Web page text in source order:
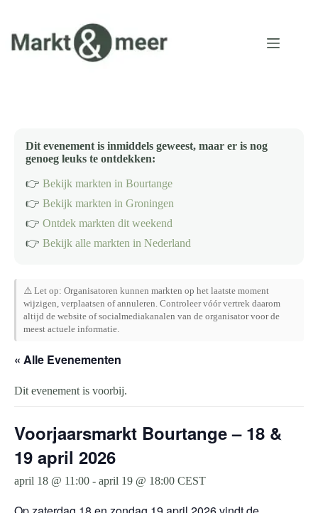
inhoud
Dit evenement is inmiddels geweest, maar er is nog
genoeg leuks te ontdekken:
👉 Bekijk markten in Bourtange
👉 Bekijk markten in Groningen
👉 Ontdek markten dit weekend
👉 Bekijk alle markten in Nederland
⚠️ Let op: Organisatoren kunnen markten op het laatste moment
wijzigen, verplaatsen of annuleren. Controleer vóór vertrek daarom
altijd de website of socialmediakanalen van de organisator voor de
meest actuele informatie.
« Alle Evenementen
Dit evenement is voorbij.
Voorjaarsmarkt Bourtange – 18 &
19 april 2026
april 18 @ 11:00 - april 19 @ 18:00 CEST